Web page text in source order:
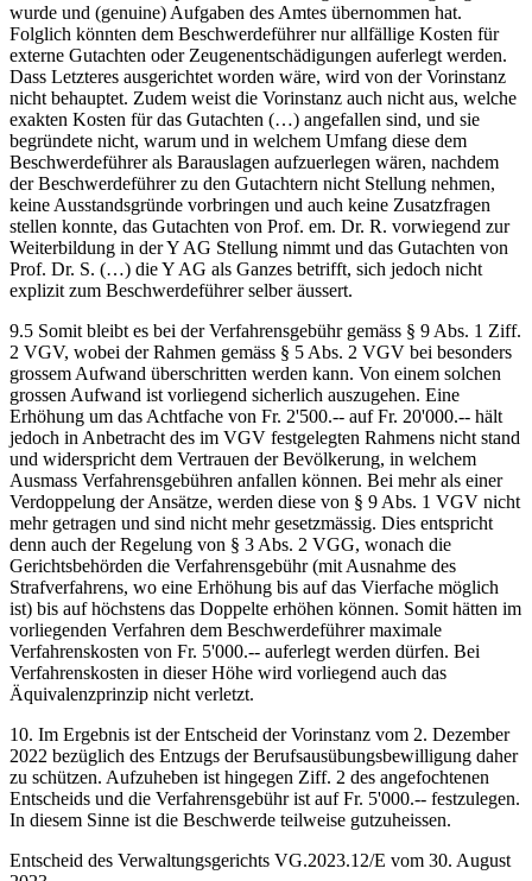
wurde und (genuine) Aufgaben des Amtes übernommen hat.
Folglich könnten dem Beschwerdeführer nur allfällige Kosten für
externe Gutachten oder Zeugenentschädigungen auferlegt werden.
Dass Letzteres ausgerichtet worden wäre, wird von der Vorinstanz
nicht behauptet. Zudem weist die Vorinstanz auch nicht aus, welche
exakten Kosten für das Gutachten (…) angefallen sind, und sie
begründete nicht, warum und in welchem Umfang diese dem
Beschwerdeführer als Barauslagen aufzuerlegen wären, nachdem
der Beschwerdeführer zu den Gutachtern nicht Stellung nehmen,
keine Ausstandsgründe vorbringen und auch keine Zusatzfragen
stellen konnte, das Gutachten von Prof. em. Dr. R. vorwiegend zur
Weiterbildung in der Y AG Stellung nimmt und das Gutachten von
Prof. Dr. S. (…) die Y AG als Ganzes betrifft, sich jedoch nicht
explizit zum Beschwerdeführer selber äussert.
9.5 Somit bleibt es bei der Verfahrensgebühr gemäss § 9 Abs. 1 Ziff.
2 VGV, wobei der Rahmen gemäss § 5 Abs. 2 VGV bei besonders
grossem Aufwand überschritten werden kann. Von einem solchen
grossen Aufwand ist vorliegend sicherlich auszugehen. Eine
Erhöhung um das Achtfache von Fr. 2'500.-- auf Fr. 20'000.-- hält
jedoch in Anbetracht des im VGV festgelegten Rahmens nicht stand
und widerspricht dem Vertrauen der Bevölkerung, in welchem
Ausmass Verfahrensgebühren anfallen können. Bei mehr als einer
Verdoppelung der Ansätze, werden diese von § 9 Abs. 1 VGV nicht
mehr getragen und sind nicht mehr gesetzmässig. Dies entspricht
denn auch der Regelung von § 3 Abs. 2 VGG, wonach die
Gerichtsbehörden die Verfahrensgebühr (mit Ausnahme des
Strafverfahrens, wo eine Erhöhung bis auf das Vierfache möglich
ist) bis auf höchstens das Doppelte erhöhen können. Somit hätten im
vorliegenden Verfahren dem Beschwerdeführer maximale
Verfahrenskosten von Fr. 5'000.-- auferlegt werden dürfen. Bei
Verfahrenskosten in dieser Höhe wird vorliegend auch das
Äquivalenzprinzip nicht verletzt.
10. Im Ergebnis ist der Entscheid der Vorinstanz vom 2. Dezember
2022 bezüglich des Entzugs der Berufsausübungsbewilligung daher
zu schützen. Aufzuheben ist hingegen Ziff. 2 des angefochtenen
Entscheids und die Verfahrensgebühr ist auf Fr. 5'000.-- festzulegen.
In diesem Sinne ist die Beschwerde teilweise gutzuheissen.
Entscheid des Verwaltungsgerichts VG.2023.12/E vom 30. August